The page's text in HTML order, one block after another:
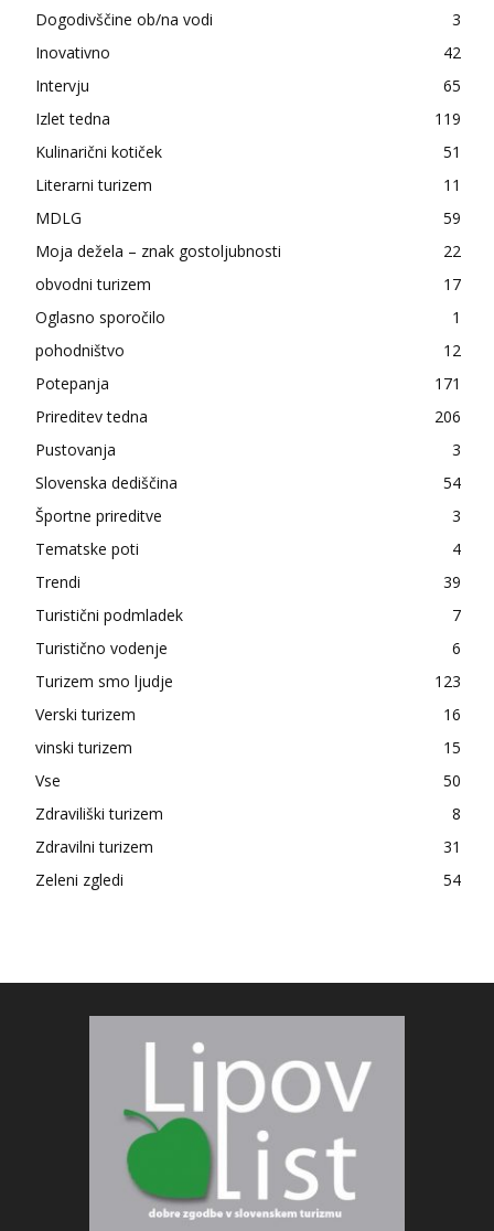
Dogodivščine ob/na vodi
3
Inovativno
42
Intervju
65
Izlet tedna
119
Kulinarični kotiček
51
Literarni turizem
11
MDLG
59
Moja dežela – znak gostoljubnosti
22
obvodni turizem
17
Oglasno sporočilo
1
pohodništvo
12
Potepanja
171
Prireditev tedna
206
Pustovanja
3
Slovenska dediščina
54
Športne prireditve
3
Tematske poti
4
Trendi
39
Turistični podmladek
7
Turistično vodenje
6
Turizem smo ljudje
123
Verski turizem
16
vinski turizem
15
Vse
50
Zdraviliški turizem
8
Zdravilni turizem
31
Zeleni zgledi
54